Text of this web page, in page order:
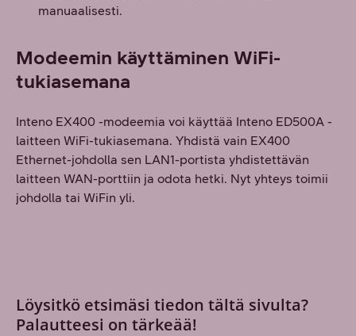
manuaalisesti.
Modeemin käyttäminen WiFi-
tukiasemana
Inteno EX400 -modeemia voi käyttää Inteno ED500A -
laitteen WiFi-tukiasemana. Yhdistä vain EX400
Ethernet-johdolla sen LAN1-portista yhdistettävän
laitteen WAN-porttiin ja odota hetki. Nyt yhteys toimii
johdolla tai WiFin yli.
Löysitkö etsimäsi tiedon tältä sivulta?
Palautteesi on tärkeää!